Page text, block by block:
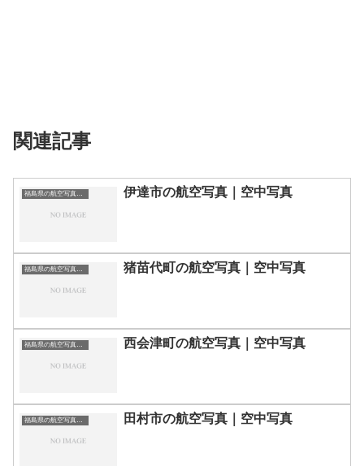
関連記事
福島県の航空写真・空中写真 伊達市の航空写真｜空中写真
福島県の航空写真・空中写真 猪苗代町の航空写真｜空中写真
福島県の航空写真・空中写真 西会津町の航空写真｜空中写真
福島県の航空写真・空中写真 田村市の航空写真｜空中写真